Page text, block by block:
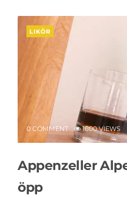
LIKÖR
0 COMMENT 1600 VIEWS
Appenzeller
öpp